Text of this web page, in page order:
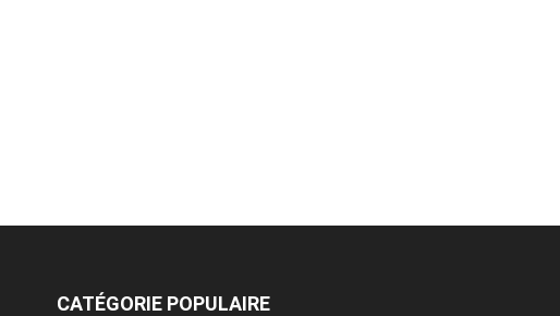
CATÉGORIE POPULAIRE